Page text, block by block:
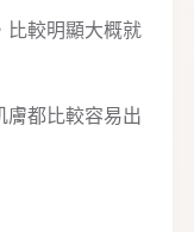
比較明顯大概就
膚都比較容易出